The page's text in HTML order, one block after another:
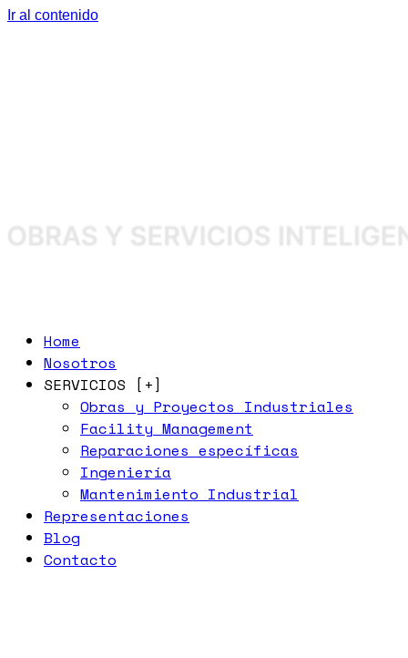
Ir al contenido
Home
Nosotros
SERVICIOS [+]
Obras y Proyectos Industriales
Facility Management
Reparaciones específicas
Ingeniería
Mantenimiento Industrial
Representaciones
Blog
Contacto